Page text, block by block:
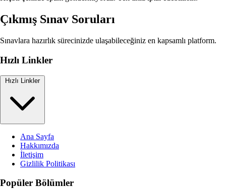
Çıkmış Sınav Soruları
Sınavlara hazırlık sürecinizde ulaşabileceğiniz en kapsamlı platform.
Hızlı Linkler
Hızlı Linkler
Ana Sayfa
Hakkımızda
İletişim
Gizlilik Politikası
Popüler Bölümler